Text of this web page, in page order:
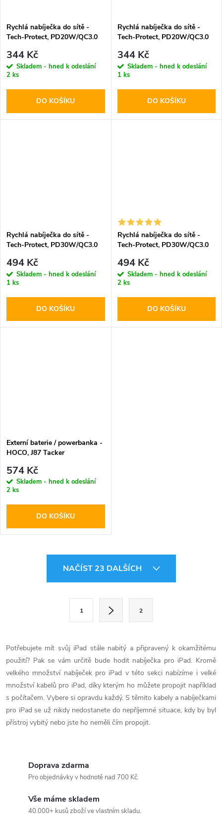
Rychlá nabíječka do sítě -
Tech-Protect, PD20W/QC3.0
344 Kč
Skladem - hned k odeslání
2 ks
DO KOŠÍKU
Rychlá nabíječka do sítě -
Tech-Protect, PD20W/QC3.0
344 Kč
Skladem - hned k odeslání
1 ks
DO KOŠÍKU
Rychlá nabíječka do sítě -
Tech-Protect, PD30W/QC3.0
494 Kč
Skladem - hned k odeslání
1 ks
DO KOŠÍKU
Rychlá nabíječka do sítě -
Tech-Protect, PD30W/QC3.0
494 Kč
Skladem - hned k odeslání
2 ks
DO KOŠÍKU
Externí baterie / powerbanka -
HOCO, J87 Tacker
Black
574 Kč
Skladem - hned k odeslání
2 ks
DO KOŠÍKU
d
a
c
í
p
NAČÍST 23 DALŠÍCH
á
n
k
o
v
á
n
1 2
Potřebujete mít svůj iPad stále nabitý a připravený k okamžitému
použití? Pak se vám určitě bude hodit nabíječka pro iPad. Kromě
velkého množství nabíječek pro iPad v této sekci nabízíme i velké
množství kabelů pro iPad, díky kterým ho můžete propojit například
s počítačem. Vybere si opravdu každý. S těmito kabely a nabíječkami
pro iPad se už nikdy nedostanete do nepříjemné situace, kdy by byl
přístroj vybitý nebo jste ho neměli čím propojit.
Doprava zdarma
Pro objednávky v hodnotě nad 700 Kč.
Vše máme skladem
40.000+ kusů zboží ve vlastním skladu.